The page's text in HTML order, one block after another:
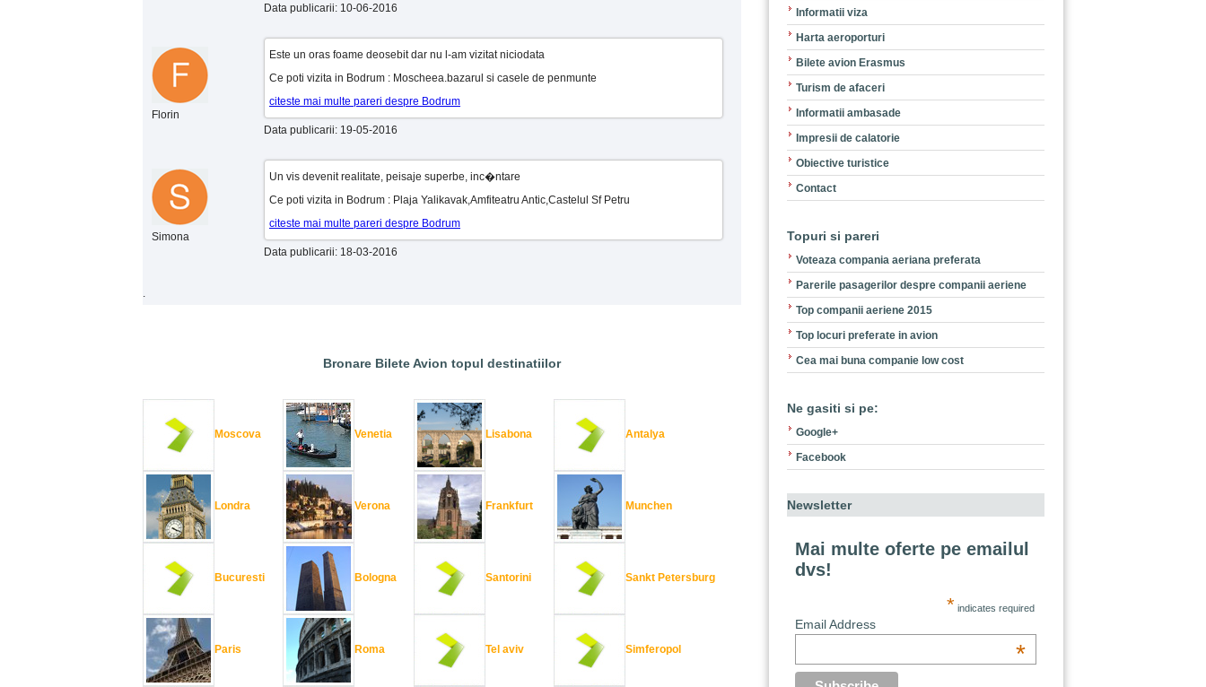
Data publicarii: 10-06-2016
Florin
Este un oras foame deosebit dar nu l-am vizitat niciodata
Ce poti vizita in Bodrum : Moscheea.bazarul si casele de penmunte
citeste mai multe pareri despre Bodrum
Data publicarii: 19-05-2016
Simona
Un vis devenit realitate, peisaje superbe, inc�ntare
Ce poti vizita in Bodrum : Plaja Yalikavak,Amfiteatru Antic,Castelul Sf Petru
citeste mai multe pareri despre Bodrum
Data publicarii: 18-03-2016
.
Bronare Bilete Avion topul destinatiilor
Moscova
Londra
Bucuresti
Paris
Venetia
Verona
Bologna
Roma
Lisabona
Frankfurt
Santorini
Tel aviv
Antalya
Munchen
Sankt Petersburg
Simferopol
Informatii viza
Harta aeroporturi
Bilete avion Erasmus
Turism de afaceri
Informatii ambasade
Impresii de calatorie
Obiective turistice
Contact
Topuri si pareri
Voteaza compania aeriana preferata
Parerile pasagerilor despre companii aeriene
Top companii aeriene 2015
Top locuri preferate in avion
Cea mai buna companie low cost
Ne gasiti si pe:
Google+
Facebook
Newsletter
Mai multe oferte pe emailul
dvs!
* indicates required
Email Address
*